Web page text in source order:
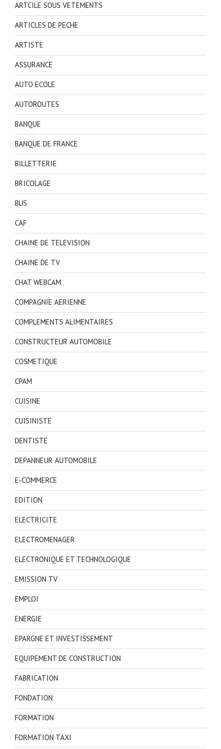
ARTCILE SOUS VETEMENTS
ARTICLES DE PECHE
ARTISTE
ASSURANCE
AUTO ECOLE
AUTOROUTES
BANQUE
BANQUE DE FRANCE
BILLETTERIE
BRICOLAGE
BUS
CAF
CHAINE DE TELEVISION
CHAINE DE TV
CHAT WEBCAM
COMPAGNIE AERIENNE
COMPLEMENTS ALIMENTAIRES
CONSTRUCTEUR AUTOMOBILE
COSMETIQUE
CPAM
CUISINE
CUISINISTE
DENTISTE
DEPANNEUR AUTOMOBILE
E-COMMERCE
EDITION
ELECTRICITE
ELECTROMENAGER
ELECTRONIQUE ET TECHNOLOGIQUE
EMISSION TV
EMPLOI
ENERGIE
EPARGNE ET INVESTISSEMENT
EQUIPEMENT DE CONSTRUCTION
FABRICATION
FONDATION
FORMATION
FORMATION TAXI